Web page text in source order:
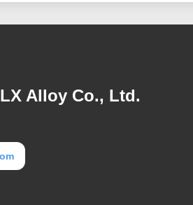
Alloy Co., Ltd.